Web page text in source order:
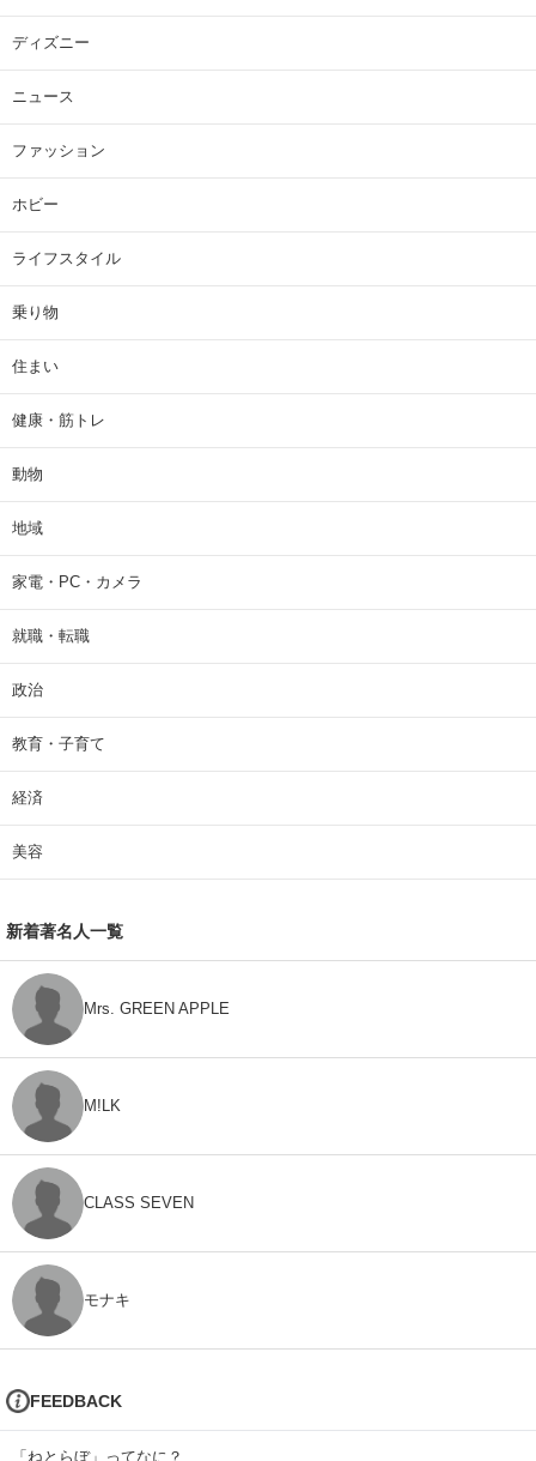
ディズニー
ニュース
ファッション
ホビー
ライフスタイル
乗り物
住まい
健康・筋トレ
動物
地域
家電・PC・カメラ
就職・転職
政治
教育・子育て
経済
美容
新着著名人一覧
Mrs. GREEN APPLE
M!LK
CLASS SEVEN
モナキ
FEEDBACK
「ねとらぼ」ってなに？